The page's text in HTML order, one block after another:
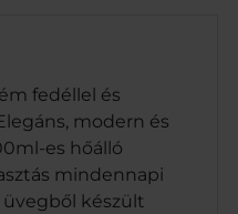
fedéllel és
modern és
es hőálló
mindennapi
üvegből készült